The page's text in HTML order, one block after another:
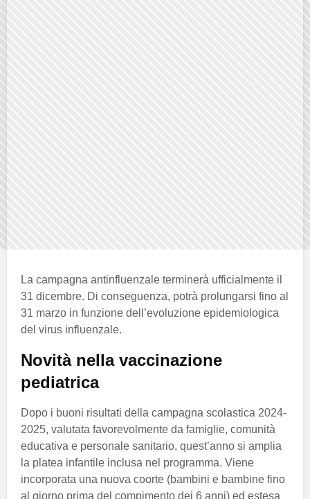
La campagna antinfluenzale terminerà ufficialmente il
31 dicembre. Di conseguenza, potrà prolungarsi fino al
31 marzo in funzione dell’evoluzione epidemiologica
del virus influenzale.
Novità nella vaccinazione
pediatrica
Dopo i buoni risultati della campagna scolastica 2024-
2025, valutata favorevolmente da famiglie, comunità
educativa e personale sanitario, quest’anno si amplia
la platea infantile inclusa nel programma. Viene
incorporata una nuova coorte (bambini e bambine fino
al giorno prima del compimento dei 6 anni) ed estesa